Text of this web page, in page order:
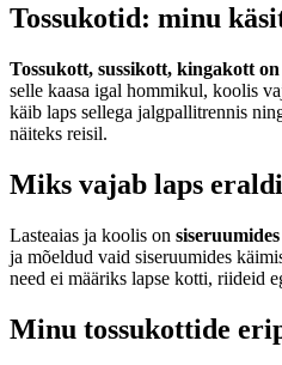
Tossukotid: minu
Tossukott, sussikott, kingakott
selle kaasa igal hommikul, koolis
käib laps sellega jalgpallitrennis
näiteks reisil.
Miks vajab laps
Lasteaias ja koolis on
ja mõeldud vaid siseruumides
need ei määriks lapse kotti, riideid
Minu tossukottide